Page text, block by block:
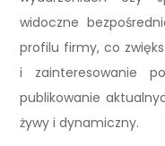
widoczne
profilu firmy, co
i zainteresowanie
publikowanie
żywy i dynamiczny.